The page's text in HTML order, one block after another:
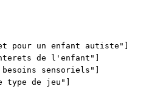
pour un enfant autiste"]
de l'enfant"]
sensoriels"]
type de jeu"]